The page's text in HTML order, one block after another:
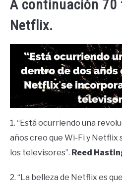
A continuación 70
Netflix.
1. “Está ocurriendo una
años creo que Wi-Fi y Netflix
los televisores”. Reed
2. “La belleza de Netflix es